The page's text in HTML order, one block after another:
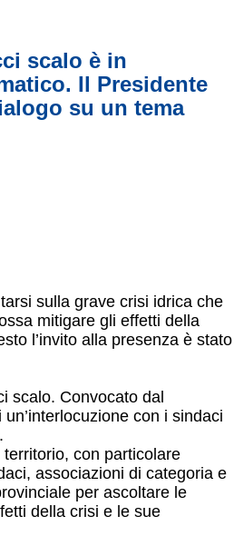
scalo è in
Il Presidente
su un tema
sulla grave crisi idrica che
mitigare gli effetti della
l’invito alla presenza è stato
scalo. Convocato dal
con i sindaci
con particolare
associazioni di categoria e
per ascoltare le
della crisi e le sue